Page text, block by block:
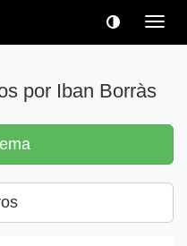
por Iban Borràs